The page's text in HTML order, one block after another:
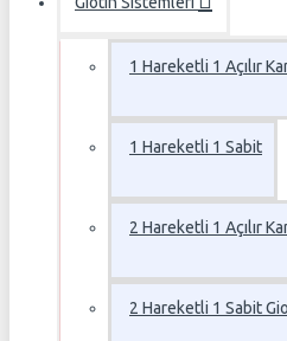
1 Hareketli 1 Açılır
1 Hareketli 1 Sabit
2 Hareketli 1 Açılır
2 Hareketli 1 Sabit